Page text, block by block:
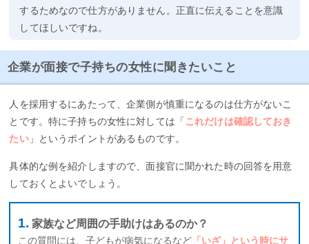
するためなので仕方がありません。正直に伝えることを意識
してほしいですね。
企業が面接で子持ちの女性に聞きたいこと
人を採用するにあたって、企業側が慎重になるのは仕方がないこ
とです。特に子持ちの女性に対しては「 これだけは確認しておき
たい」というポイントがあるものです。
具体的な例を紹介しますので、面接官に聞かれた時の回答を用意
しておくとよいでしょう。
家族など周囲の手助けはあるのか？
この質問には、子どもが病気になるなど「いざ」という時にサ